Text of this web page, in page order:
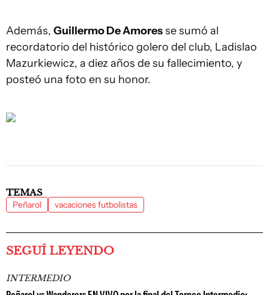
Además, Guillermo De Amoresse sumó al
recordatorio del histórico golero del club, Ladislao
Mazurkiewicz, a diez años de su fallecimiento, y
posteó una foto en su honor.
TEMAS
Peñarol vacaciones futbolistas
SEGUÍ LEYENDO
INTERMEDIO